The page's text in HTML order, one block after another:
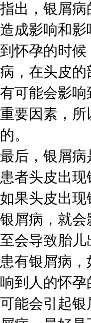
指出，银屑
造成影响和
到怀孕的时
病，在头皮
有可能会影
重要因素，
的。
最后，银屑
患者头皮出
如果头皮出
银屑病，就
至会导致胎儿
患有银屑病
响到人的怀
可能会引起